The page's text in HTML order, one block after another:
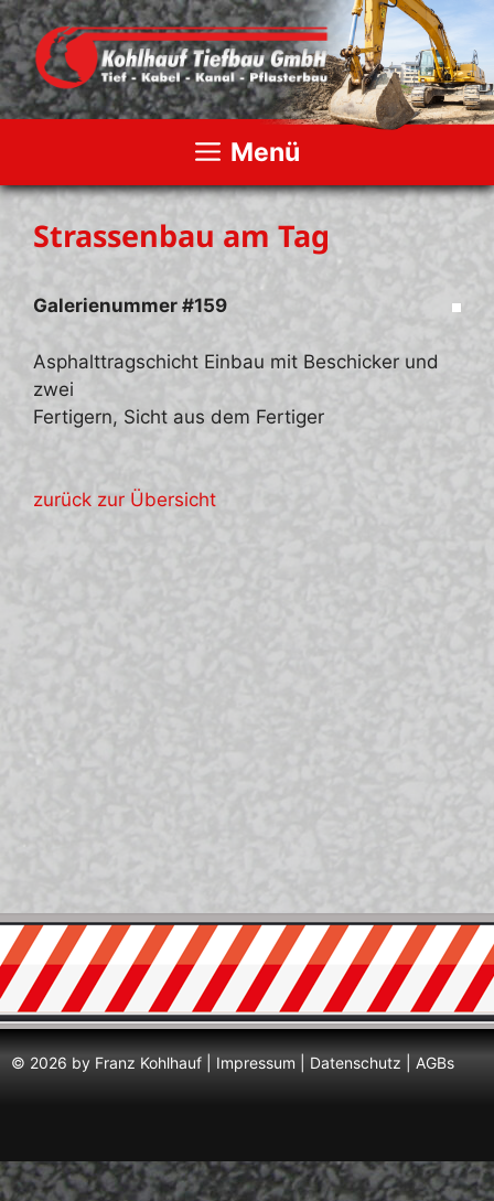
Zum
Inhalt
springen
Menü
Strassenbau am Tag
Galerienummer #159
Asphalttragschicht Einbau mit Beschicker und
zwei
Fertigern, Sicht aus dem Fertiger
zurück zur Übersicht
© 2026 by Franz Kohlhauf | Impressum Datenschutz AGBs